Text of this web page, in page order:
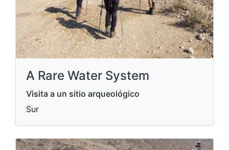
A Rare Water System
Visita a un sitio arqueológico
Sur